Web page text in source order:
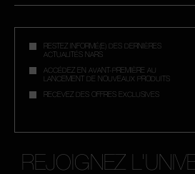
RESTEZ INFORMÉ(E) DES DERNIÈRES
ACTUALITÉS NARS
ACCÉDEZ EN AVANT-PREMIÈRE AU
LANCEMENT DE NOUVEAUX PRODUITS
RECEVEZ DES OFFRES EXCLUSIVES
REJOIGNEZ